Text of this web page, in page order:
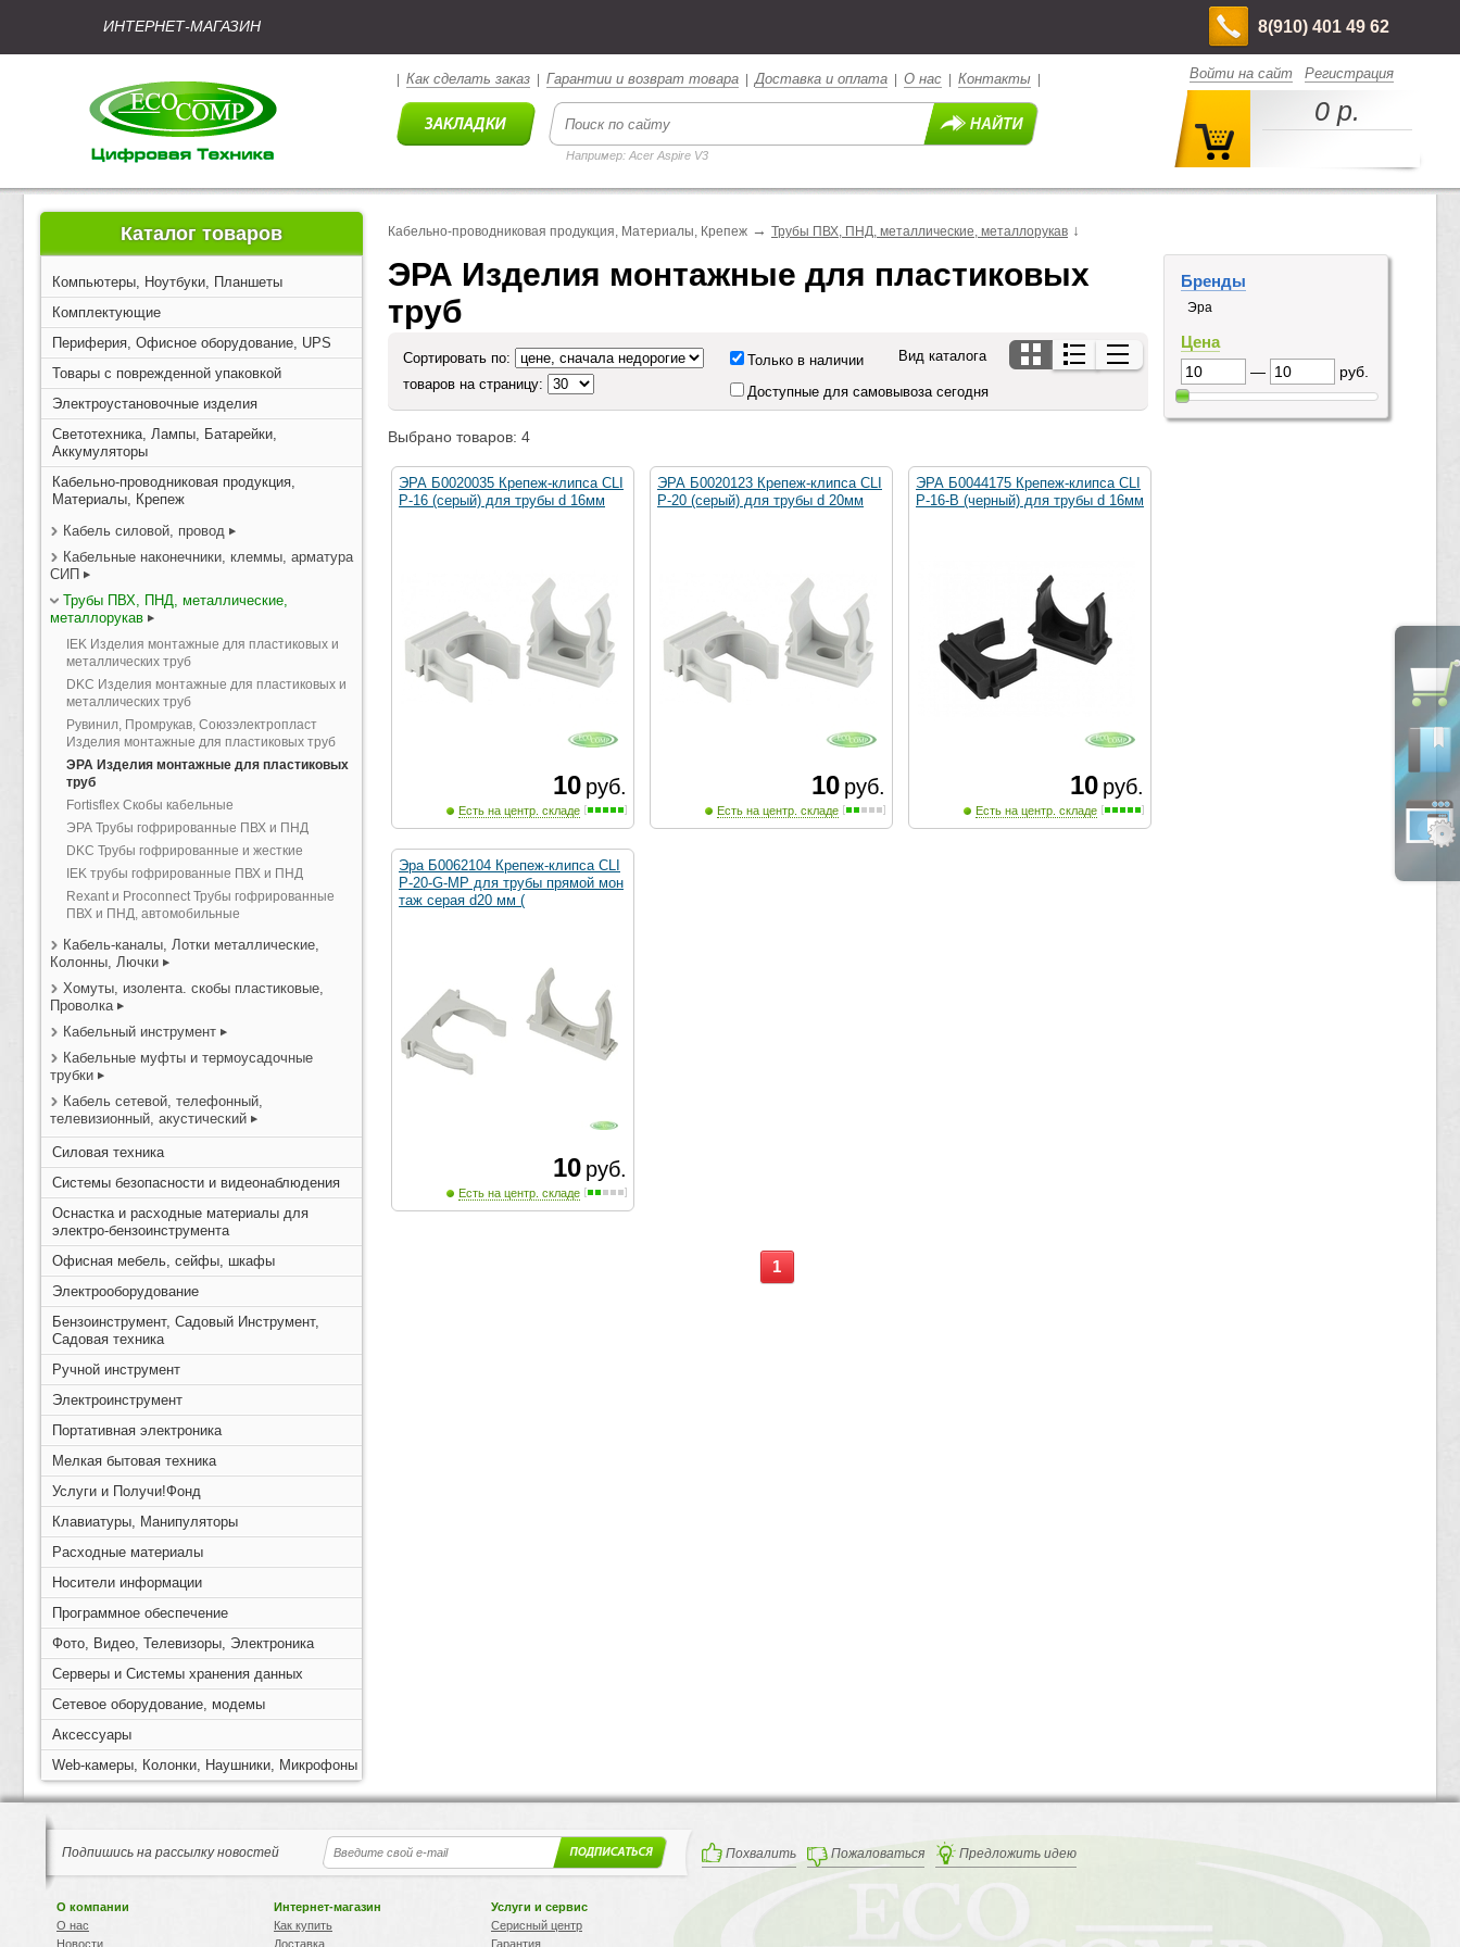
ИНТЕРНЕТ-МАГАЗИН 8(910) 401 49 62
Как сделать заказ Гарантии и возврат товара |Доставка и оплата О нас Контакты
Например: Acer Aspire V3
Войти на сайт Регистрация
0 р.
Каталог товаров
Компьютеры, Ноутбуки, Планшеты
Комплектующие
Периферия, Офисное оборудование, UPS
Товары с поврежденной упаковкой
Электроустановочные изделия
Светотехника, Лампы, Батарейки,
Аккумуляторы
Кабельно-проводниковая продукция,
Материалы, Крепеж
Кабель силовой, провод
Кабельные наконечники, клеммы, арматура
СИП
Трубы ПВХ, ПНД, металлические,
металлорукав
IEK Изделия монтажные для пластиковых и
металлических труб
DKC Изделия монтажные для пластиковых и
металлических труб
Рувинил, Промрукав, Союзэлектропласт
Изделия монтажные для пластиковых труб
ЭРА Изделия монтажные для пластиковых
труб
Fortisflex Скобы кабельные
ЭРА Трубы гофрированные ПВХ и ПНД
DKC Трубы гофрированные и жесткие
IEK трубы гофрированные ПВХ и ПНД
Rexant и Proconnect Трубы гофрированные
ПВХ и ПНД, автомобильные
Кабель-каналы, Лотки металлические,
Колонны, Лючки
Хомуты, изолента. скобы пластиковые,
Проволка
Кабельный инструмент
Кабельные муфты и термоусадочные
трубки
Кабель сетевой, телефонный,
телевизионный, акустический
Силовая техника
Системы безопасности и видеонаблюдения
Оснастка и расходные материалы для
электро-бензоинструмента
Офисная мебель, сейфы, шкафы
Электрооборудование
Бензоинструмент, Садовый Инструмент,
Садовая техника
Ручной инструмент
Электроинструмент
Портативная электроника
Мелкая бытовая техника
Услуги и Получи!Фонд
Клавиатуры, Манипуляторы
Расходные материалы
Носители информации
Программное обеспечение
Фото, Видео, Телевизоры, Электроника
Серверы и Системы хранения данных
Сетевое оборудование, модемы
Аксессуары
Web-камеры, Колонки, Наушники, Микрофоны
Кабельно-проводниковая продукция, Материалы, Крепеж → Трубы ПВХ, ПНД, металлические, металлорукав ↓
ЭРА Изделия монтажные для пластиковых
труб
Сортировать по:
товаров на страницу:
Только в наличии
Доступные для самовывоза сегодня
Вид каталога
Выбрано товаров: 4
ЭРА Б0020035 Крепеж-клипса CLI
P-16 (серый) для трубы d 16мм
10 руб.
Есть на центр. складе
ЭРА Б0020123 Крепеж-клипса CLI
P-20 (серый) для трубы d 20мм
10 руб.
Есть на центр. складе
ЭРА Б0044175 Крепеж-клипса CLI
P-16-B (черный) для трубы d 16мм
10 руб.
Есть на центр. складе
Эра Б0062104 Крепеж-клипса CLI
P-20-G-MP для трубы прямой мон
таж серая d20 мм (
10 руб.
Есть на центр. складе
1
Бренды
Эра
Цена
— руб.
Подпишись на рассылку новостей Похвалить Пожаловаться Предложить идею
О компании
О нас
Новости
Интернет-магазин
Как купить
Доставка
Услуги и сервис
Серисный центр
Гарантия